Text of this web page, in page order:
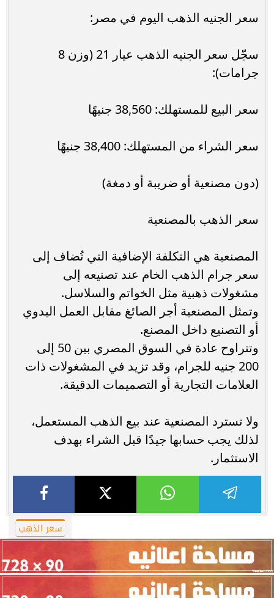
سعر الجنيه الذهب اليوم في مصر:
سجّل سعر الجنيه الذهب عيار 21 (وزن 8
جرامات):
سعر البيع للمستهلك: 38,560 جنيهًا
سعر الشراء من المستهلك: 38,400 جنيهًا
(دون مصنعية أو ضريبة أو دمغة)
سعر الذهب بالمصنعية
المصنعية هي التكلفة الإضافية التي تُضاف إلى
سعر جرام الذهب الخام عند تصنيعه إلى
مشغولات ذهبية مثل الخواتم والسلاسل.
وتمثل المصنعية أجر الصائغ مقابل العمل اليدوي
أو التصنيع داخل المصنع.
وتتراوح عادة في السوق المصري بين 50 إلى
200 جنيه للجرام، وقد تزيد في المشغولات ذات
العلامات التجارية أو التصميمات الدقيقة.
ولا تسترد المصنعية عند بيع الذهب المستعمل،
لذلك يجب حسابها جيدًا قبل الشراء بهدف
الاستثمار.
سعر الذهب